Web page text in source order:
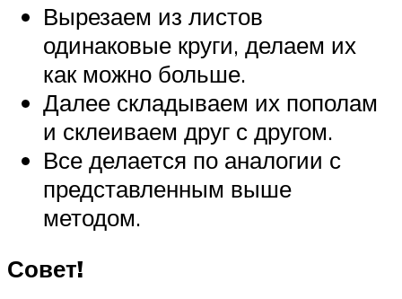
Вырезаем из листов
одинаковые круги, делаем их
как можно больше.
Далее складываем их пополам
и склеиваем друг с другом.
Все делается по аналогии с
представленным выше
методом.
Совет!